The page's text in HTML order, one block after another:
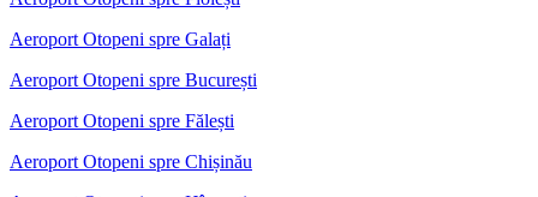
Aeroport Otopeni spre Galați
Aeroport Otopeni spre București
Aeroport Otopeni spre Fălești
Aeroport Otopeni spre Chișinău